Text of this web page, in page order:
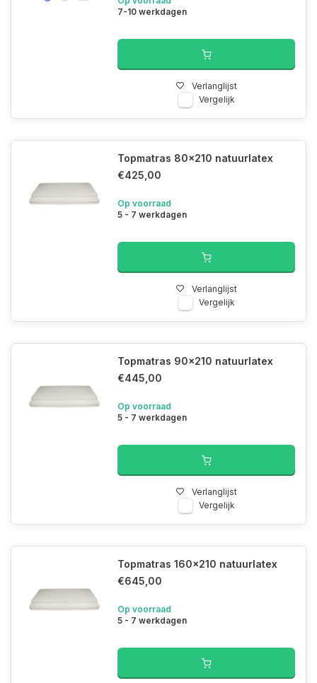
7-10 werkdagen
Verlanglijst
Vergelijk
Topmatras 80x210 natuurlatex
€425,00
Op voorraad
5 - 7 werkdagen
Verlanglijst
Vergelijk
Topmatras 90x210 natuurlatex
€445,00
Op voorraad
5 - 7 werkdagen
Verlanglijst
Vergelijk
Topmatras 160x210 natuurlatex
€645,00
Op voorraad
5 - 7 werkdagen